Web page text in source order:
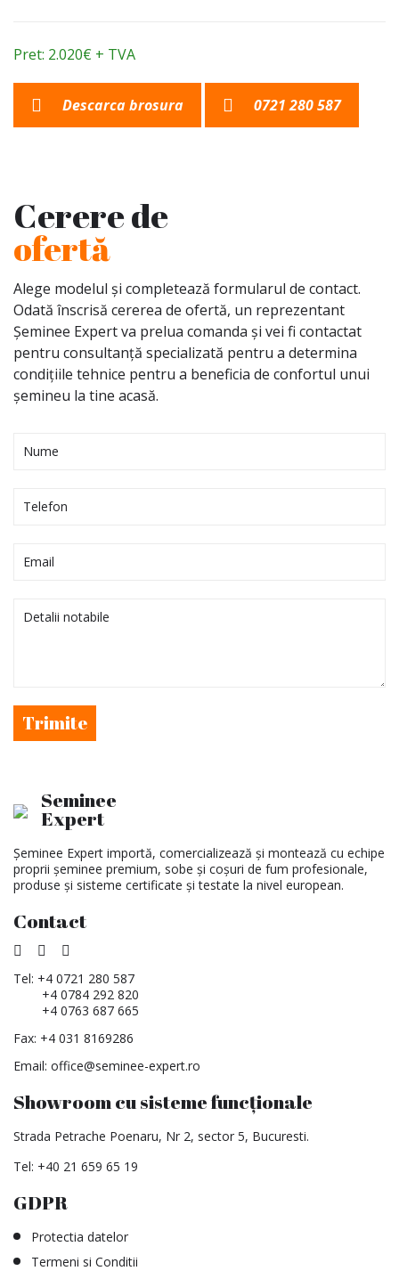
Pret: 2.020€ + TVA
Descarca brosura 0721 280 587
Cerere de
ofertă
Alege modelul și completează formularul de contact.
Odată înscrisă cererea de ofertă, un reprezentant
Șeminee Expert va prelua comanda și vei fi contactat
pentru consultanță specializată pentru a determina
condițiile tehnice pentru a beneficia de confortul unui
șemineu la tine acasă.
Trimite
Seminee
Expert
Șeminee Expert importă, comercializează și montează cu echipe
proprii șeminee premium, sobe și coșuri de fum profesionale,
produse și sisteme certificate și testate la nivel european.
Contact
Tel: +4 0721 280 587
+4 0784 292 820
+4 0763 687 665
Fax: +4 031 8169286
Email: office@seminee-expert.ro
Showroom cu sisteme funcționale
Strada Petrache Poenaru, Nr 2, sector 5, Bucuresti.
Tel: +40 21 659 65 19
GDPR
Protectia datelor
Termeni si Conditii